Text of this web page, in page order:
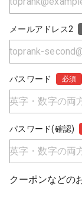
メールアドレス2
パスワード 必須
パスワード(確認)
クーポンなどの